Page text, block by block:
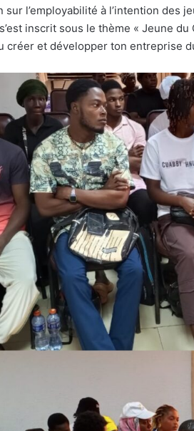
l’employabilité à l’intention des
inscrit sous le thème « Jeune
créer et développer ton entreprise